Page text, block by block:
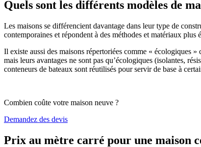
Quels sont les différents modèles de
Les maisons se différencient davantage dans leur type de
contemporaines et répondent à des méthodes et matériaux
Il existe aussi des maisons répertoriées comme « écologiques
mais leurs avantages ne sont pas qu’écologiques (isolantes,
conteneurs de bateaux sont réutilisés pour servir de base à
Combien coûte votre maison neuve ?
Demandez des devis
Prix au mètre carré pour une maison